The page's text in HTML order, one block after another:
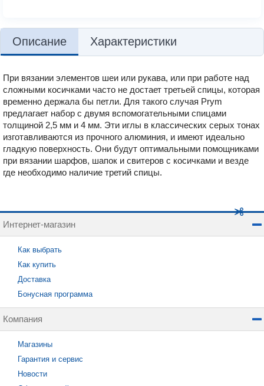
Описание Характеристики
При вязании элементов шеи или рукава, или при работе над
сложными косичками часто не достает третьей спицы, которая
временно держала бы петли. Для такого случая Prym
предлагает набор с двумя вспомогательными спицами
толщиной 2,5 мм и 4 мм. Эти иглы в классических серых тонах
изготавливаются из прочного алюминия, и имеют идеально
гладкую поверхность. Они будут оптимальными помощниками
при вязании шарфов, шапок и свитеров с косичками и везде
где необходимо наличие третий спицы.
Интернет-магазин
Как выбрать
Как купить
Доставка
Бонусная программа
Компания
Магазины
Гарантия и сервис
Новости